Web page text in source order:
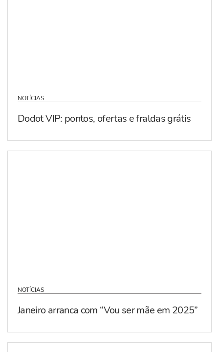
NOTÍCIAS
Dodot VIP: pontos, ofertas e fraldas grátis
NOTÍCIAS
Janeiro arranca com “Vou ser mãe em 2025”